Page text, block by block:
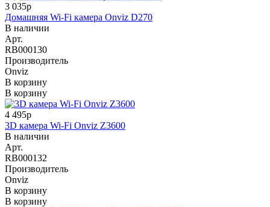
3 035р
Домашняя Wi-Fi камера Onviz D270
В наличии
Арт.
RB000130
Производитель
Onviz
В корзину
В корзину
4 495р
3D камера Wi-Fi Onviz Z3600
В наличии
Арт.
RB000132
Производитель
Onviz
В корзину
В корзину